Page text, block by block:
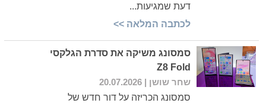
דעת שמגיעות...
לכתבה המלאה >>
סמסונג משיקה את סדרת הגלקסי
Z8 Fold
שחר שושן | 20.07.2026
סמסונג הכריזה על דור חדש של